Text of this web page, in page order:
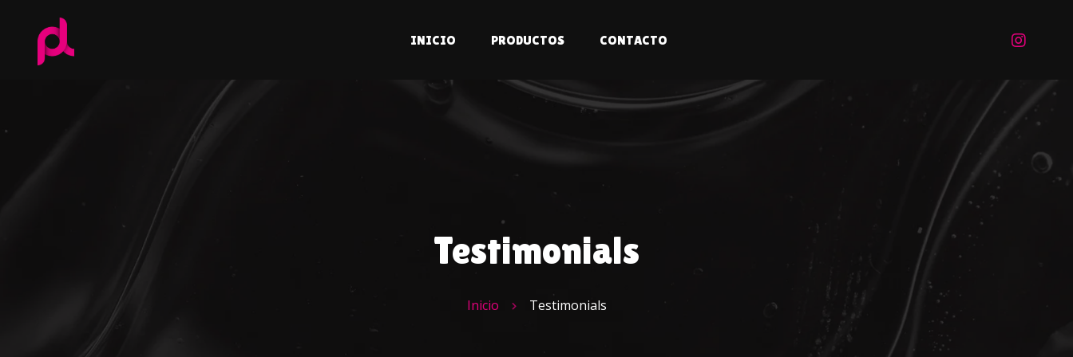
INICIO PRODUCTOS CONTACTO
Testimonials
Inicio Testimonials